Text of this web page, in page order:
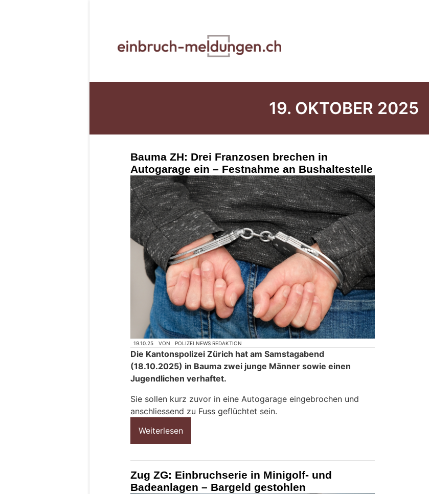
19. OKTOBER 2025
Bauma ZH: Drei Franzosen brechen in
Autogarage ein – Festnahme an Bushaltestelle
19.10.25 VON POLIZEI.NEWS REDAKTION
Die Kantonspolizei Zürich hat am Samstagabend
(18.10.2025) in Bauma zwei junge Männer sowie einen
Jugendlichen verhaftet.
Sie sollen kurz zuvor in eine Autogarage eingebrochen und
anschliessend zu Fuss geflüchtet sein.
Weiterlesen
Zug ZG: Einbruchserie in Minigolf- und
Badeanlagen – Bargeld gestohlen